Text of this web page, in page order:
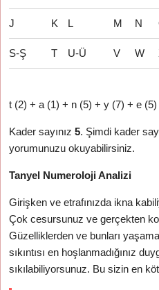
J K L M N
S-Ş T U-Ü V W
t (2) + a (1) + n (5) + y (7) + e
Kader sayınız5. Şimdi kader
yorumunuzu okuyabilirsiniz.
Tanyel Numeroloji Analizi
Girişken ve etrafınızda ikna
Çok cesursunuz ve gerçekten
Güzelliklerden ve bunları
sıkıntısı en hoşlanmadığınız
sıkılabiliyorsunuz. Bu sizin en